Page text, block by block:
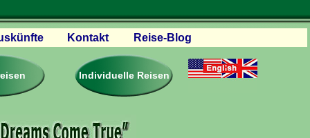
– Reviews
Kontakt Reise-Blog
Individuelle Reisen